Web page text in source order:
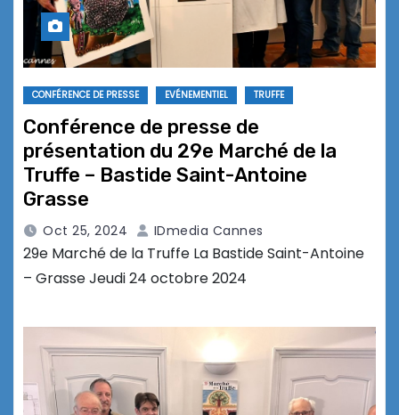
CONFÉRENCE DE PRESSE EVÉNEMENTIEL TRUFFE
Conférence de presse de
présentation du 29e Marché de la
Truffe – Bastide Saint-Antoine
Grasse
Oct 25, 2024 IDmedia Cannes
29e Marché de la Truffe La Bastide Saint-Antoine
– Grasse Jeudi 24 octobre 2024